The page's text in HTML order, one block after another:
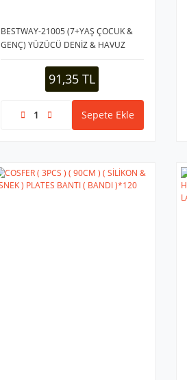
BESTWAY-21005 (7+YAŞ ÇOCUK &
GENÇ) YÜZÜCÜ DENİZ & HAVUZ
GÖZLÜK (AYARLI SİLİKON KAYIŞ)
(RENKLİ PLS.CAM) (UV IŞIK
KORUMASI)*24=K91,35 TL
Sepete Ekle